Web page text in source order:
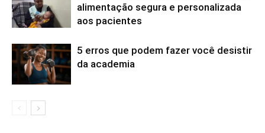
alimentação segura e personalizada
aos pacientes
5 erros que podem fazer você desistir
da academia